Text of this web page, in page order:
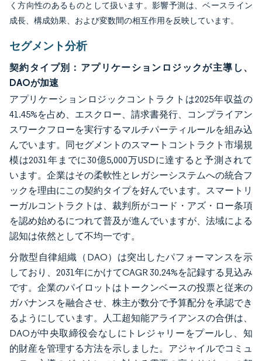
く方向性のあるものとして扱います。影響予測は、ベースライン
成長、構成効果、および変数間の相互作用を反映しています。
セグメント分析
契約タイプ別：アプリケーションロジックが主導し、
DAOが加速
アプリケーションロジックコントラクトは2025年収益の
41.45%を占め、エスクロー、請求書発行、コンプライアン
スワークフローを実行するマルチパーティルールを組み込
んでいます。同セグメントのスマートコントラクト市場規
模は2031年までに30億5,000万USDに達すると予測されて
います。企業はその柔軟性とレガシーシステムへの統合フ
ックを理由にこの契約タイプを好んでいます。スマートリ
ーガルコントラクトは、裁判所がコード・アズ・ロー条項
を認め始めるにつれて普及が進んでいますが、法域による
認知は依然として不均一です。
分散型自律組織（DAO）は突出したパフォーマンスを示
しており、2031年にかけてCAGR 30.24%を記録する見込み
です。企業のパイロットはトークンベースの投票と従来の
ガバナンスを融合させ、株主が数分で予算配分を承認でき
るようにしています。人工超知能アライアンスの合併は、
DAOが中央取締役会なしにトレジャリーをプールし、知
的財産を管理する方法を示しました。アジャイルでコミュ